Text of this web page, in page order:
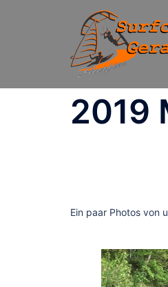
2019
Ein paar Photos von